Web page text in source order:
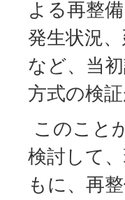
よる再整
発生状況
など、当
方式の検
このこと
検討して
もに、再